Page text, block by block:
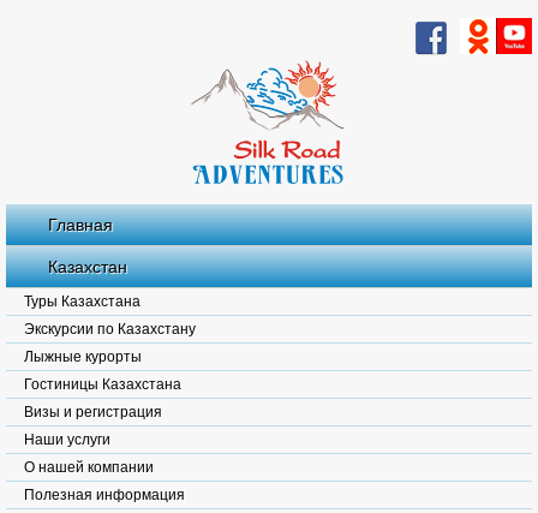
Главная
Казахстан
Туры Казахстана
Экскурсии по Казахстану
Лыжные курорты
Гостиницы Казахстана
Визы и регистрация
Наши услуги
О нашей компании
Полезная информация